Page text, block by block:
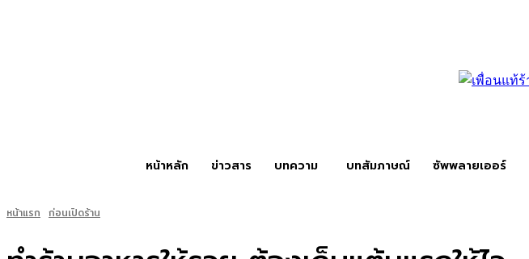
หน้าหลัก ข่าวสาร บทความ บทสัมภาษณ์ ซัพพลายเออร์
หน้าแรก ก่อนเปิดร้าน